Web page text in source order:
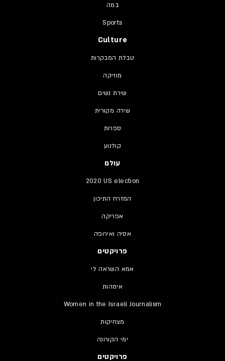
במה
Sports
Culture
טבלת המבקרות
מוזיקה
שירת נשים
שירה מקורית
ספרות
קולנוע
עולם
2020 US election
המזרח התיכון
אפריקה
אסיה ואירופה
פרויקטים
אמא השראה לי
אימהות
Women in the Israeli Journalism
מצחיקות
ימי הקורונה
פרויקטים